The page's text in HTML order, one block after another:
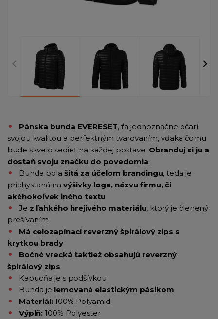
Pánska bunda EVERESET, ťa jednoznačne očarí
svojou kvalitou a perfektným tvarovaním, vďaka čomu
bude skvelo sedieť na každej postave. Obranduj si ju a
dostaň svoju značku do povedomia.
Bunda bola šitá za účelom brandingu, teda je
prichystaná na výšivky loga, názvu firmu, či
akéhokoľvek iného textu
Je z ľahkého hrejivého materiálu, ktorý je členený
prešívaním
Má celozapínací reverzný špirálový zips s
krytkou brady
Bočné vrecká taktiež obsahujú reverzný
špirálový zips
Kapucňa je s podšívkou
Bunda je lemovaná elastickým pásikom
Materiál: 100% Polyamid
Výplň: 100% Polyester